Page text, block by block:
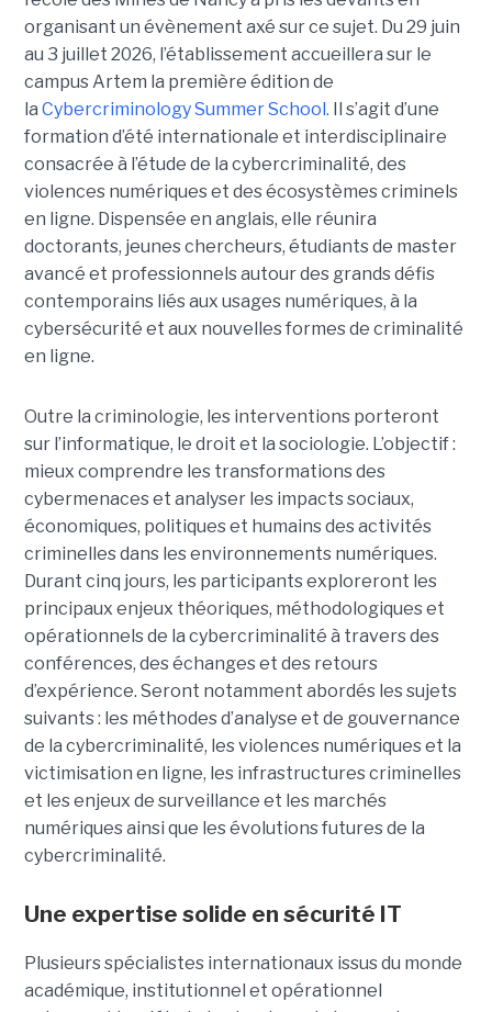
organisant un évènement axé sur ce sujet. Du 29 juin
au 3 juillet 2026, l’établissement accueillera sur le
campus Artem la première édition de
la Cybercriminology Summer School. Il s’agit d’une
formation d’été internationale et interdisciplinaire
consacrée à l’étude de la cybercriminalité, des
violences numériques et des écosystèmes criminels
en ligne. Dispensée en anglais, elle réunira
doctorants, jeunes chercheurs, étudiants de master
avancé et professionnels autour des grands défis
contemporains liés aux usages numériques, à la
cybersécurité et aux nouvelles formes de criminalité
en ligne.
Outre la criminologie, les interventions porteront
sur l’informatique, le droit et la sociologie. L’objectif :
mieux comprendre les transformations des
cybermenaces et analyser les impacts sociaux,
économiques, politiques et humains des activités
criminelles dans les environnements numériques.
Durant cinq jours, les participants exploreront les
principaux enjeux théoriques, méthodologiques et
opérationnels de la cybercriminalité à travers des
conférences, des échanges et des retours
d’expérience. Seront notamment abordés les sujets
suivants : les méthodes d’analyse et de gouvernance
de la cybercriminalité, les violences numériques et la
victimisation en ligne, les infrastructures criminelles
et les enjeux de surveillance et les marchés
numériques ainsi que les évolutions futures de la
cybercriminalité.
Une expertise solide en sécurité IT
Plusieurs spécialistes internationaux issus du monde
académique, institutionnel et opérationnel